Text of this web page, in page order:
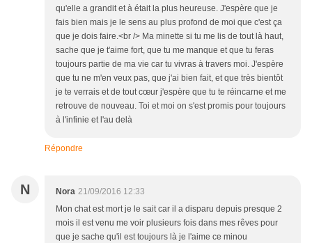
qu'elle a grandit et à était la plus heureuse. J'espère que je
fais bien mais je le sens au plus profond de moi que c'est ça
que je dois faire.<br /> Ma minette si tu me lis de tout là haut,
sache que je t'aime fort, que tu me manque et que tu feras
toujours partie de ma vie car tu vivras à travers moi. J'espère
que tu ne m'en veux pas, que j'ai bien fait, et que très bientôt
je te verrais et de tout cœur j'espère que tu te réincarne et me
retrouve de nouveau. Toi et moi on s'est promis pour toujours
à l'infinie et l'au delà
Répondre
N Nora 21/09/2016 12:33
Mon chat est mort je le sait car il a disparu depuis presque 2
mois il est venu me voir plusieurs fois dans mes rêves pour
que je sache qu'il est toujours là je l'aime ce minou